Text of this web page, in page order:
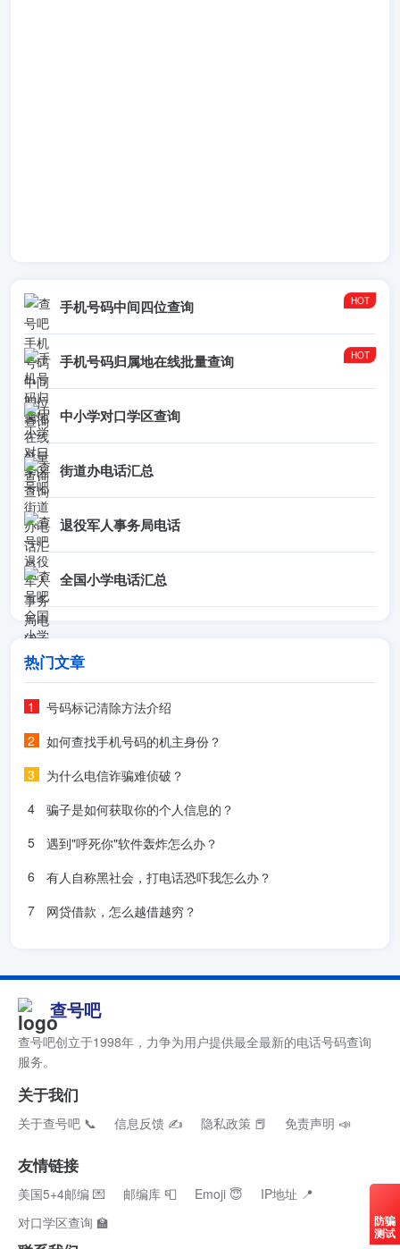
手机号码中间四位查询
手机号码归属地在线批量查询
中小学对口学区查询
街道办电话汇总
退役军人事务局电话
全国小学电话汇总
热门文章
号码标记清除方法介绍
如何查找手机号码的机主身份？
为什么电信诈骗难侦破？
骗子是如何获取你的个人信息的？
遇到"呼死你"软件轰炸怎么办？
有人自称黑社会，打电话恐吓我怎么办？
网贷借款，怎么越借越穷？
查号吧
查号吧创立于1998年，力争为用户提供最全最新的电话号码查询
服务。
关于我们
关于查号吧 📞 信息反馈 ✍ 隐私政策 📕 免责声明 📣
友情链接
美国5+4邮编 💌 邮编库 📮 Emoji 😇
IP地址 📍
对口学区查询 🏫
防骗
测试